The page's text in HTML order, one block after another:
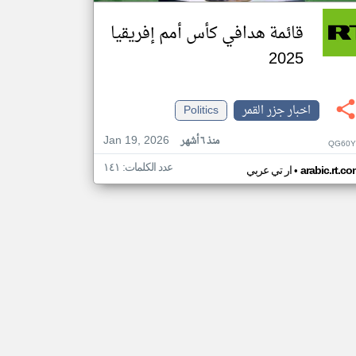
قائمة هدافي كأس أمم إفريقيا
2025
اخبار جزر القمر
Politics
Jan 19, 2026
منذ ٦ أشهر
ار تي عربي• عدد الكلمات: ١٤١